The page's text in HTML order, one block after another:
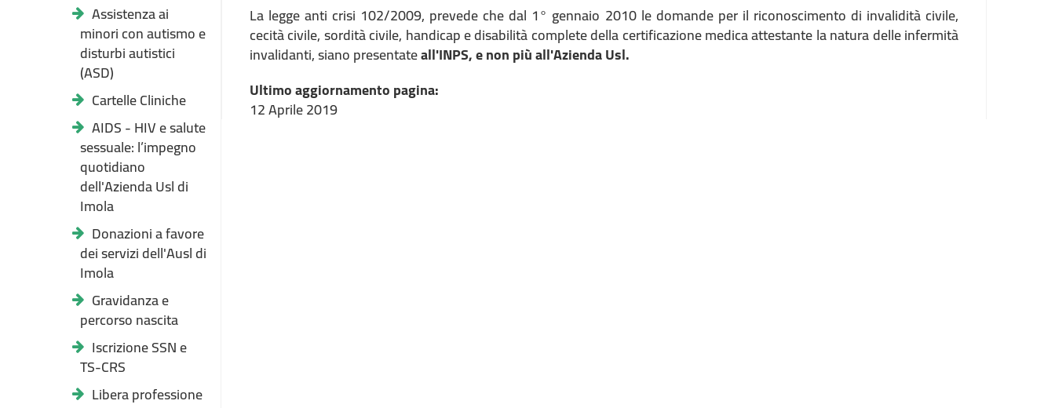
Assistenza ai
minori con autismo e
disturbi autistici
(ASD)
Cartelle Cliniche
AIDS - HIV e salute
sessuale: l’impegno
quotidiano
dell'Azienda Usl di
Imola
Donazioni a favore
dei servizi dell'Ausl di
Imola
Gravidanza e
percorso nascita
Iscrizione SSN e
TS-CRS
Libera professione
La legge anti crisi 102/2009, prevede che dal 1° gennaio 2010 le domande per il riconoscimento di invalidità civile,
cecità civile, sordità civile, handicap e disabilità complete della certificazione medica attestante la natura delle infermità
invalidanti, siano presentateall'INPS,e non più all'Azienda Usl.
Ultimo aggiornamento pagina:
12 Aprile 2019